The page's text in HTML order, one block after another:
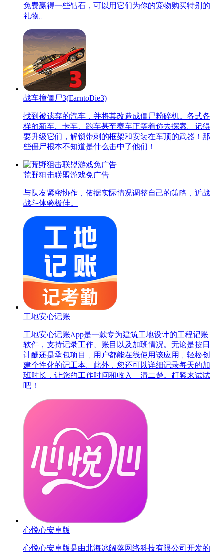
免费赢得一些钻石，可以用它们为你的宠物购买特别的
礼物。
战车撞僵尸3(EarntoDie3)
找到被遗弃的汽车，并将其改造成僵尸粉碎机。各式各
样的新车、卡车、跑车甚至赛车正等着你去探索。记得
要升级它们，解锁带刺的框架和安装在车顶的武器！那
些僵尸根本不知道是什么击中了他们！
荒野狙击联盟游戏免广告
与队友紧密协作，依据实际情况调整自己的策略，近战
战斗体验极佳。
工地安心记账
工地安心记账App是一款专为建筑工地设计的工程记账
软件，支持记录工作、账目以及加班情况。无论是按日
计酬还是承包项目，用户都能在线使用该应用，轻松创
建个性化的记工本。此外，您还可以详细记录每天的加
班时长，让您的工作时间和收入一清二楚。赶紧来试试
吧！
心悦心安卓版
心悦心安卓版是由北海冰阔落网络科技有限公司开发的